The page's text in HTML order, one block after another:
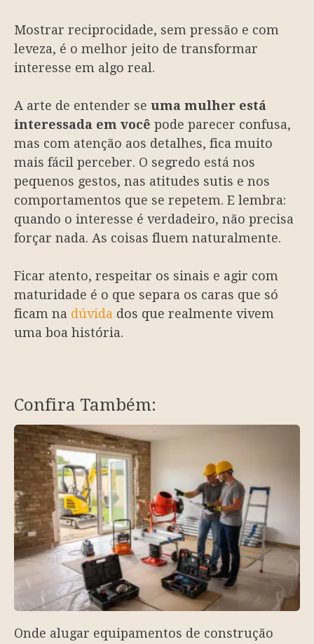
Mostrar reciprocidade, sem pressão e com
leveza, é o melhor jeito de transformar
interesse em algo real.
A arte de entender se uma mulher está
interessada em você pode parecer confusa,
mas com atenção aos detalhes, fica muito
mais fácil perceber. O segredo está nos
pequenos gestos, nas atitudes sutis e nos
comportamentos que se repetem. E lembra:
quando o interesse é verdadeiro, não precisa
forçar nada. As coisas fluem naturalmente.
Ficar atento, respeitar os sinais e agir com
maturidade é o que separa os caras que só
ficam na dúvida dos que realmente vivem
uma boa história.
Confira Também:
Onde alugar equipamentos de construção